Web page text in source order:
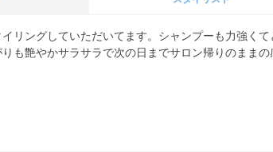
リングしていただいてます。シャンプーも力強くて
も艶やかサラサラで次の日までサロン帰りのままの